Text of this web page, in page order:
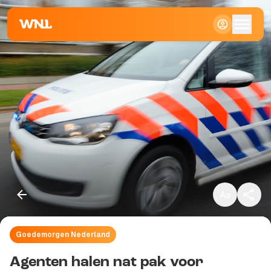
Klein
Standaard
Groot
Goedemorgen Nederland
Agenten halen nat pak voor